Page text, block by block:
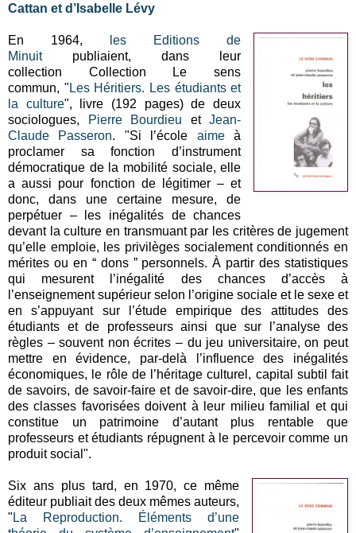
Cattan et d’Isabelle Lévy
En 1964,
les Editions de
Minuitpubliaient, dans leur
collection Collection Le sens
commun, " Les Héritiers. Les étudiants et
la culture", livre (192 pages) de deux
sociologues,
Pierre Bourdieu etJean-
Claude Passeron. "Si l’école aimeà
proclamer sa fonction d’instrument
démocratique de la mobilité sociale, elle
a aussi pour fonction de légitimer – et
donc, dans une certaine mesure, de
perpétuer – les inégalités de chances
devant la culture en transmuant par les critères de jugement
qu’elle emploie, les privilèges socialement conditionnés en
mérites ou en “ dons ” personnels. À partir des statistiques
qui mesurent l’inégalité des chances d’accès à
l’enseignement supérieur selon l’origine sociale et le sexe et
en s’appuyant sur l’étude empirique des attitudes des
étudiants et de professeurs ainsi que sur l’analyse des
règles – souvent non écrites – du jeu universitaire, on peut
mettre en évidence, par-delà l’influence des inégalités
économiques, le rôle de l’héritage culturel, capital subtil fait
de savoirs, de savoir-faire et de savoir-dire, que les enfants
des classes favorisées doivent à leur milieu familial et qui
constitue un patrimoine d’autant plus rentable que
professeurs et étudiants répugnent à le percevoir comme un
produit social".
Six ans plus tard, en 1970, ce même
éditeur publiait des deux mêmes auteurs,
" La Reproduction. Éléments d’une